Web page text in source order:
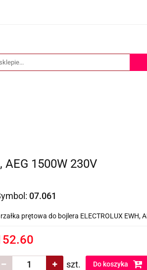
AEG 1500W 230V
07.061
prętowa do bojlera ELECTROLUX EWH,
szt. Do koszyka